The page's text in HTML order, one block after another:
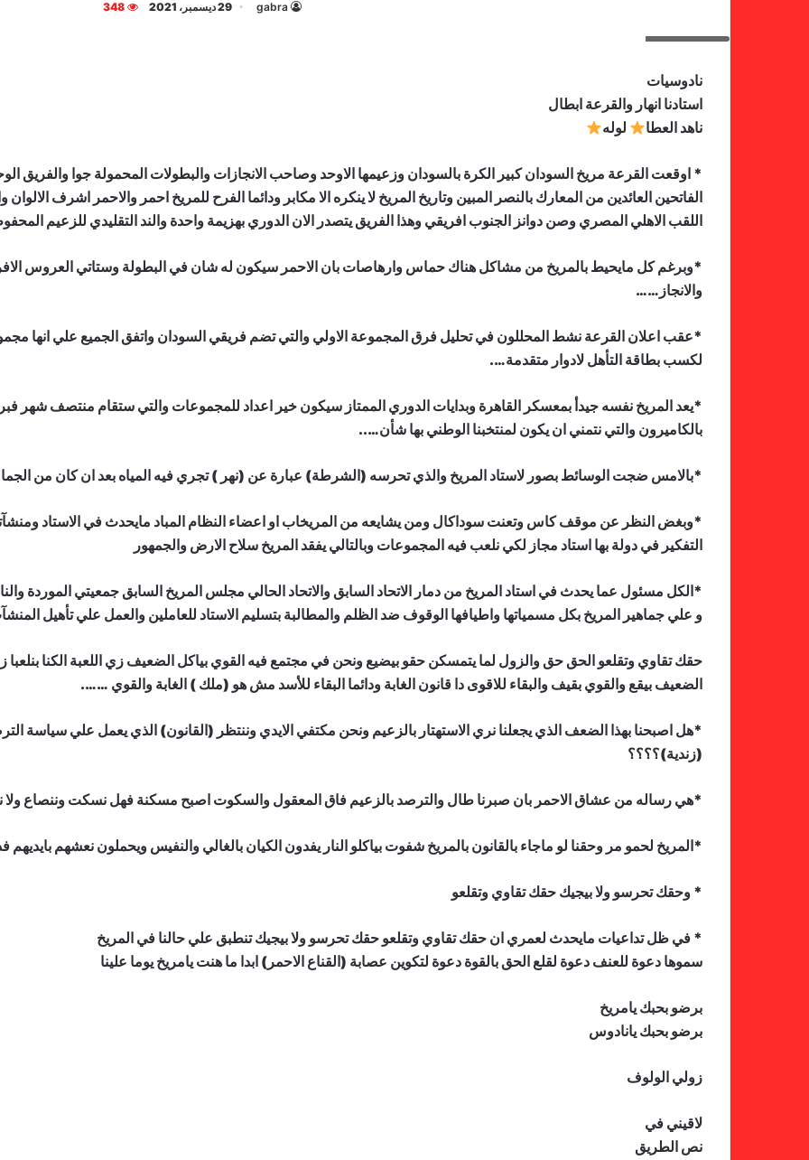
gabra 29 ديسمبر، 2021 348
نادوسيات
استادنا انهار والقرعة ابطال
ناهد العطا
لوله
* اوقعت القرعة مريخ السودان كبير الكرة بالسودان وزعيمها الاوحد وصاحب الانجازات والبطولات المحمولة جوا والفريق
الفاتحين العائدين من المعارك بالنصر المبين وتاريخ المريخ لا ينكره الا مكابر ودائما الفرح للمريخ احمر والاحمر اشرف
اللقب الاهلي المصري وصن دوانز الجنوب افريقي وهذا الفريق يتصدر الان الدوري بهزيمة واحدة والند التقليدي للزعيم
*وبرغم كل مايحيط بالمريخ من مشاكل هناك حماس وارهاصات بان الاحمر سيكون له شان في البطولة وستاتي العروس
والانجاز……
*عقب اعلان القرعة نشط المحللون في تحليل فرق المجموعة الاولي والتي تضم فريقي السودان واتفق الجميع علي انها
لكسب بطاقة التأهل لادوار متقدمة….
*يعد المريخ نفسه جيدأ بمعسكر القاهرة وبدايات الدوري الممتاز سيكون خير اعداد للمجموعات والتي ستقام منتصف شهر
بالكاميرون والتي نتمني ان يكون لمنتخبنا الوطني بها شأن…..
*بالامس ضجت الوسائط بصور لاستاد المريخ والذي تحرسه (الشرطة) عبارة عن (نهر ) تجري فيه المياه بعد ان كان من
*وبغض النظر عن موقف كاس وتعنت سوداكال ومن يشايعه من المريخاب او اعضاء النظام المباد مايحدث في الاستاد
التفكير في دولة بها استاد مجاز لكي نلعب فيه المجموعات وبالتالي يفقد المريخ سلاح الارض والجمهور
*الكل مسئول عما يحدث في استاد المريخ من دمار الاتحاد السابق والاتحاد الحالي مجلس المريخ السابق جمعيتي الموردة
و علي جماهير المريخ بكل مسمياتها واطيافها الوقوف ضد الظلم والمطالبة بتسليم الاستاد للعاملين والعمل علي تأهيل
حقك تقاوي وتقلعو الحق حق والزول لما يتمسكن حقو بيضيع ونحن في مجتمع فيه القوي بياكل الضعيف زي اللعبة الكنا
الضعيف بيقع والقوي بقيف والبقاء للاقوى دا قانون الغابة ودائما البقاء للأسد مش هو (ملك ) الغابة والقوي …….
*هل اصبحنا بهذا الضعف الذي يجعلنا نري الاستهتار بالزعيم ونحن مكتفي الايدي وننتظر (القانون) الذي يعمل علي سياسة
(زندية)؟؟؟؟
*هي رساله من عشاق الاحمر بان صبرنا طال والترصد بالزعيم فاق المعقول والسكوت اصبح مسكنة فهل نسكت وننصاع
*المريخ لحمو مر وحقنا لو ماجاء بالقانون بالمريخ شفوت بياكلو النار يفدون الكيان بالغالي والنفيس ويحملون نعشهم بايديهم
* وحقك تحرسو ولا بيجيك حقك تقاوي وتقلعو
* في ظل تداعيات مايحدث لعمري ان حقك تقاوي وتقلعو حقك تحرسو ولا بيجيك تنطبق علي حالنا في المريخ
سموها دعوة للعنف دعوة لقلع الحق بالقوة دعوة لتكوين عصابة (القناع الاحمر) ابدا ما هنت يامريخ يوما علينا
برضو بحبك يامريخ
برضو بحبك يانادوس
زولي الولوف
لاقيني في
نص الطريق